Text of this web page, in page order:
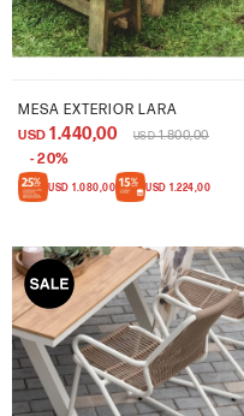
MESA EXTERIOR LARA
USD 1.440,00 USD 1.800,00
20
USD 1.080,00 USD 1.224,00